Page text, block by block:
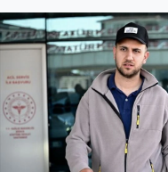
Ege'den Esintiler
Eğitim
Eğlence
İletişim